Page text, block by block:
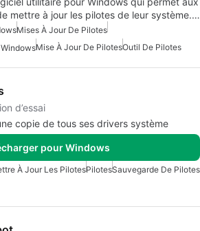
mettre à jour les pilotes de leur système.…
Mises À Jour De Pilotes
Mise À Jour De PilotesOutil De Pilotes
d’essai
copie de tous ses drivers système
pour Windows
À Jour Les PilotesPilotesSauvegarde De Pilotes